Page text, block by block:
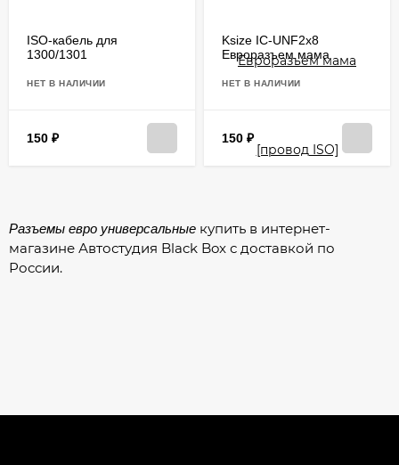
ISO-кабель для
1300/1301
НЕТ В НАЛИЧИИ
150 ₽
Ksize IC-UNF2x8
Евроразъем мама
[провод ISO]
НЕТ В НАЛИЧИИ
150 ₽
Разъемы евро универсальные купить в интернет-
магазине Автостудия Black Box с доставкой по
России.